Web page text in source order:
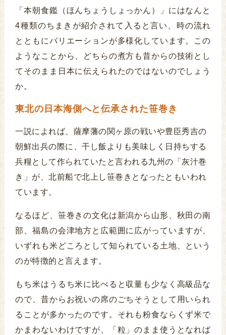
「本朝食鑑（ほんちょうしょっかん）」にはなんと
4種類のちまきが紹介されて入ると言い、時の流れ
とともにバリエーションが多様化しています。この
ようなことから、どちらの煮方も昔からの技術とし
てそのまま日本に伝えられたのではないのでしょう
か。
東北の日本海側へと伝承された笹巻き
一説によれば、薩摩藩の関ヶ原の戦いや豊臣秀吉の
朝鮮出兵の際に、干し飯よりも美味しく日持ちする
兵糧として作られていたと言われる九州の「灰汁巻
き」が、北前船で北上し笹巻きとなったともいわれ
ています。
なるほど、笹巻きの文化は新潟から山形、秋田の南
部、福島の会津地方と広範囲に広がっていますが、
いずれも米どころとして知られている土地、という
のが特徴的と言えます。
もち米はうるち米に比べると収量も少なく高級品な
ので、昔からお祝いの席のごちそうとして用いられ
ることが多かったのです。それも粉食ならくず米で
かまわないわけですが、「粒」のまま使うとなれば